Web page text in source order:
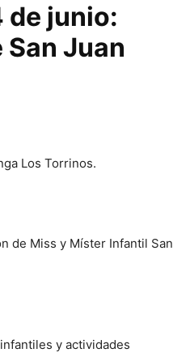
de junio:
Juan
Los Torrinos.
de Miss y Míster Infantil San
y actividades